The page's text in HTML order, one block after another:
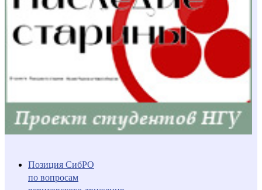
Позиция СибРО
по вопросам